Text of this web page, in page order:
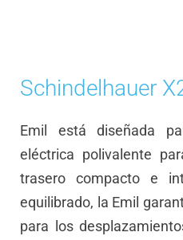
Schindelhauer
Emil está diseñada
eléctrica polivalente
trasero compacto e
equilibrado, la Emil
para los